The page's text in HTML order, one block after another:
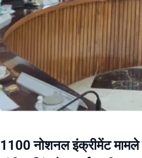
1100 नोशनल इंक्रीमेंट